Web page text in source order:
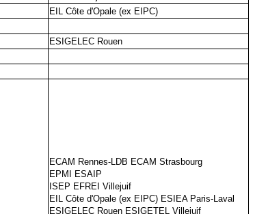
EIL Côte d'Opale (ex EIPC)
ESIGELEC Rouen
ECAM Rennes-LDB ECAM Strasbourg
EPMI ESAIP
ISEP EFREI Villejuif
EIL Côte d'Opale (ex EIPC) ESIEA Paris-Laval
ESIGELEC Rouen ESIGETEL Villejuif